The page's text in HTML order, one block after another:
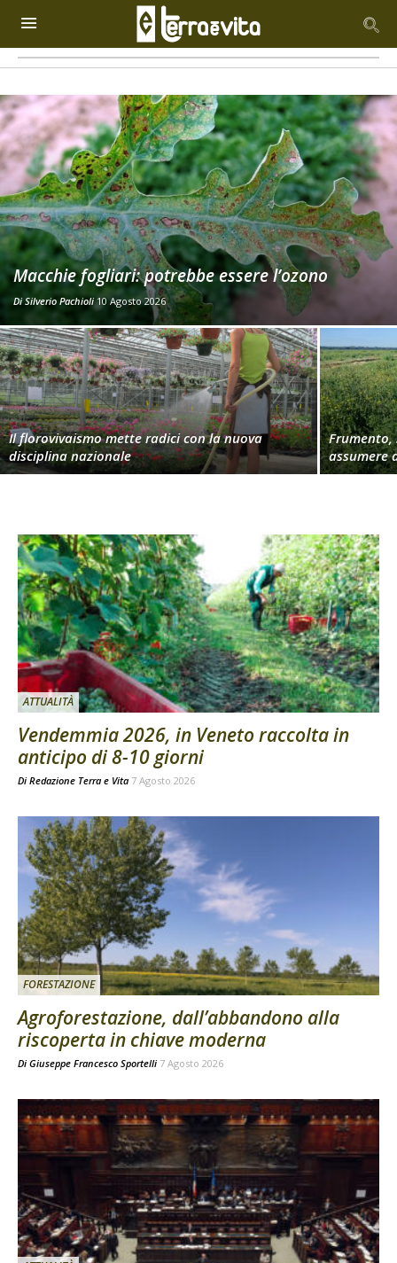
Macchie fogliari: potrebbe essere l’ozono
DiSilverio Pachioli 10 Agosto 2026
Il florovivaismo mette radici con la nuova
disciplina nazionale
Frumento,
assumere
ATTUALITÀ
Vendemmia 2026, in Veneto raccolta in
anticipo di 8-10 giorni
Di Redazione Terra e Vita 7 Agosto 2026
FORESTAZIONE
Agroforestazione, dall’abbandono alla
riscoperta in chiave moderna
Di Giuseppe Francesco Sportelli 7 Agosto 2026